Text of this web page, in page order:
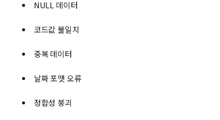
NULL 데이터
코드값 불일치
중복 데이터
날짜 포맷 오류
정합성 붕괴